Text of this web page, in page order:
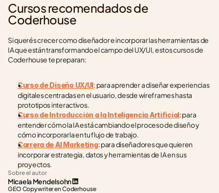
Cursos recomendados de
Coderhouse
Si querés crecer como diseñador e incorporar las herramientas de
IA que están transformando el campo del UX/UI, estos cursos de
Coderhouse te preparan:
Curso de Diseño UX/UI: para aprender a diseñar experiencias
digitales centradas en el usuario, desde wireframes hasta
prototipos interactivos.
Curso de Introducción a la Inteligencia Artificial: para
entender cómo la IA está cambiando el proceso de diseño y
cómo incorporarla en tu flujo de trabajo.
Carrera de AI Marketing: para diseñadores que quieren
incorporar estrategia, datos y herramientas de IA en sus
proyectos.
Sobre el autor
Micaela Mendelsohn
GEO Copywriter en Coderhouse